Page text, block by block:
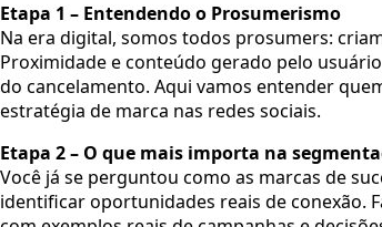
Etapa 1 – Entendendo o Prosumerismo
Na era digital, somos todos prosumers:
Proximidade e conteúdo gerado pelo
do cancelamento. Aqui vamos entender
estratégia de marca nas redes sociais.
Etapa 2 – O que mais importa na
Você já se perguntou como as marcas de
identificar oportunidades reais de conexão.